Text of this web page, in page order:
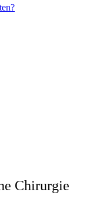
Chirurgie